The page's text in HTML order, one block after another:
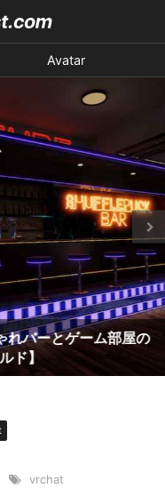
Avatar
バーとゲーム部屋の
】
vrchat